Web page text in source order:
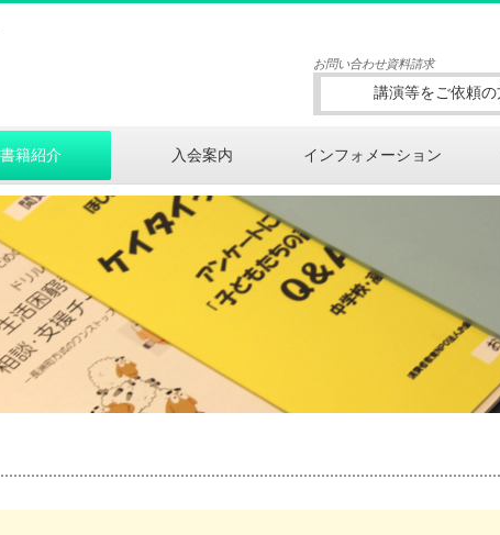
お問い合わせ資料請求
講演等をご依頼の
書籍紹介 入会案内 インフォメーション